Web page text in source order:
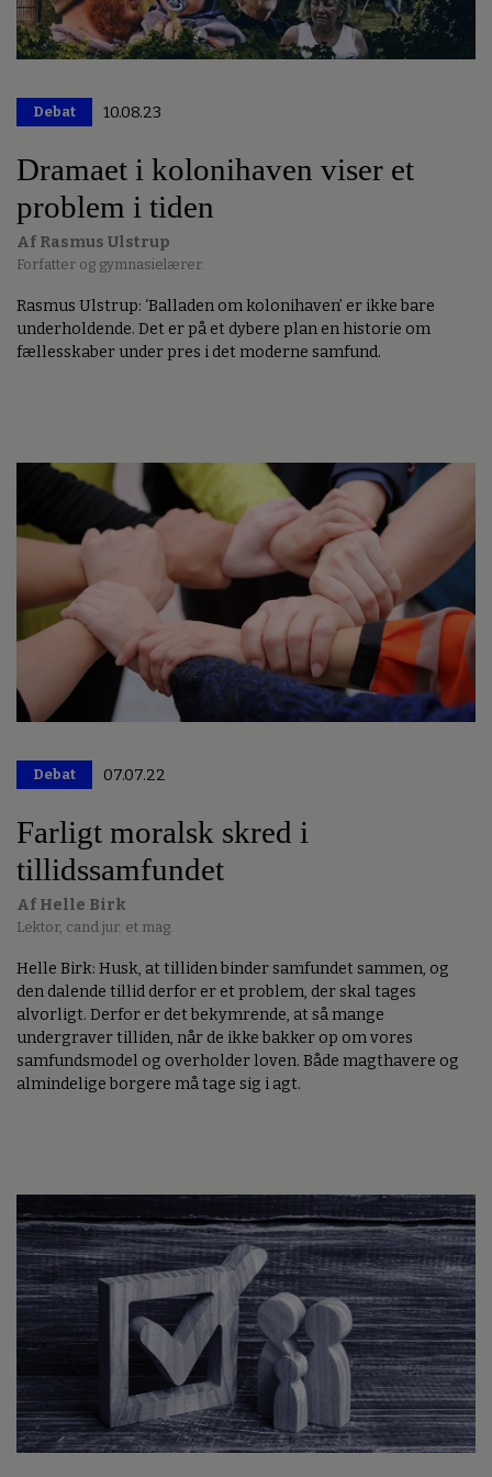
Debat 10.08.23
Dramaet i kolonihaven viser et
problem i tiden
Af Rasmus Ulstrup
Forfatter og gymnasielærer.
Rasmus Ulstrup: ‘Balladen om kolonihaven’ er ikke bare
underholdende. Det er på et dybere plan en historie om
fællesskaber under pres i det moderne samfund.
Debat 07.07.22
Farligt moralsk skred i
tillidssamfundet
Af Helle Birk
Lektor, cand.jur. et mag.
Helle Birk: Husk, at tilliden binder samfundet sammen, og
den dalende tillid derfor er et problem, der skal tages
alvorligt. Derfor er det bekymrende, at så mange
undergraver tilliden, når de ikke bakker op om vores
samfundsmodel og overholder loven. Både magthavere og
almindelige borgere må tage sig i agt.